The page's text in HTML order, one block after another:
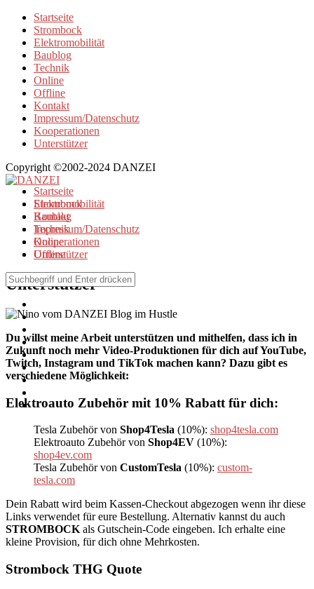
Startseite
Strombock
Elektromobilität
Baublog
Technik
Online
Offline
Kontakt
Impressum/Datenschutz
Kooperationen
Unterstützer
Copyright ©2002-2024 DANZEI
Startseite
Strombock
Kontakt
Impressum/Datenschutz
Kooperationen
Unterstützer
Elektromobilität
Baublog
Technik
Online
Offline
Unterstützer
Du willst meine Arbeit unterstützen und mithelfen, dass ich in
Zukunft noch mehr Video-Produktionen für dich auf YouTube,
Twitch, Instagram und TikTok machen kann? Dazu gibt es
verschiedene Möglichkeit:
Elektroauto Zubehör mit 10% Rabatt für dich:
Tesla Zubehör von Shop4Tesla (10%): shop4tesla.com
Elektroauto Zubehör von Shop4EV (10%):
shop4ev.com
Tesla Zubehör von CustomTesla (10%): custom-
tesla.com
Dein Rabatt wird beim Kassen-Checkout abgezogen wenn ihr diese
Links verwendet für eure Bestellung. Alternativ kannst du auch
STROMBOCK als Gutschein-Code eingeben. Ich erhalte eine
kleine Provision, für dich ohne Mehrkosten.
Strombock THG Quote